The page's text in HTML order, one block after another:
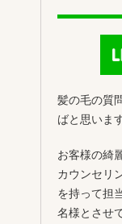
髪の毛の質
ばと思いま
お客様の綺
カウンセリ
を持って担
名様とさせ